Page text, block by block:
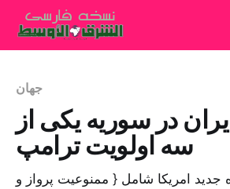
جهان
در سوریه یکی از
سه اولویت ترامپ
جدید امریکا شامل { ممنوعیت پرواز و